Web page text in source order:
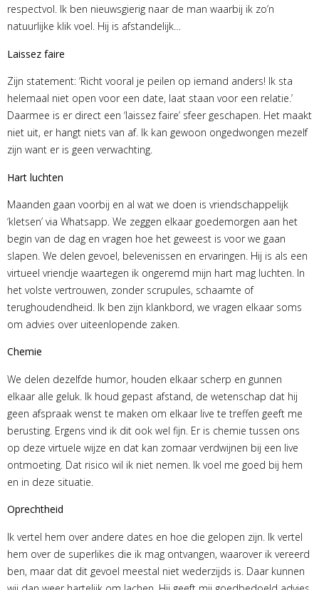
respectvol. Ik ben nieuwsgierig naar de man waarbij ik zo’n
natuurlijke klik voel. Hij is afstandelijk…
Laissez faire
Zijn statement: ‘Richt vooral je peilen op iemand anders! Ik sta
helemaal niet open voor een date, laat staan voor een relatie.’
Daarmee is er direct een ‘laissez faire’ sfeer geschapen. Het maakt
niet uit, er hangt niets van af. Ik kan gewoon ongedwongen mezelf
zijn want er is geen verwachting.
Hart luchten
Maanden gaan voorbij en al wat we doen is vriendschappelijk
‘kletsen’ via Whatsapp. We zeggen elkaar goedemorgen aan het
begin van de dag en vragen hoe het geweest is voor we gaan
slapen. We delen gevoel, belevenissen en ervaringen. Hij is als een
virtueel vriendje waartegen ik ongeremd mijn hart mag luchten. In
het volste vertrouwen, zonder scrupules, schaamte of
terughoudendheid. Ik ben zijn klankbord, we vragen elkaar soms
om advies over uiteenlopende zaken.
Chemie
We delen dezelfde humor, houden elkaar scherp en gunnen
elkaar alle geluk. Ik houd gepast afstand, de wetenschap dat hij
geen afspraak wenst te maken om elkaar live te treffen geeft me
berusting. Ergens vind ik dit ook wel fijn. Er is chemie tussen ons
op deze virtuele wijze en dat kan zomaar verdwijnen bij een live
ontmoeting. Dat risico wil ik niet nemen. Ik voel me goed bij hem
en in deze situatie.
Oprechtheid
Ik vertel hem over andere dates en hoe die gelopen zijn. Ik vertel
hem over de superlikes die ik mag ontvangen, waarover ik vereerd
ben, maar dat dit gevoel meestal niet wederzijds is. Daar kunnen